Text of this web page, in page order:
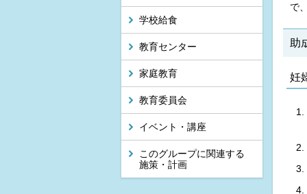
学校給食
教育センター
家庭教育
教育委員会
イベント・講座
このグループに関連する
施策・計画
で
助
妊